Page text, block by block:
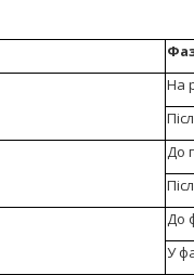
На
До
До
У